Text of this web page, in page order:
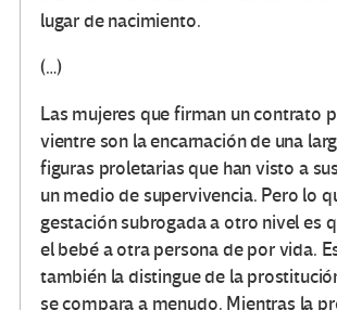
lugar de nacimiento.
(…)
Las mujeres que firman un contrato
vientre son la encarnación de una
figuras proletarias que han visto a
un medio de supervivencia. Pero lo
gestación subrogada a otro nivel es
el bebé a otra persona de por vida.
también la distingue de la
se compara a menudo. Mientras la